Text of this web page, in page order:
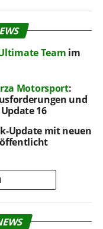
Team im
Motorsport:
und
16
Update mit neuen